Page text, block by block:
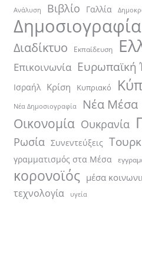
Ανάλυση Βιβλίο Γαλλία
Δημοσιογραφία
Διαδίκτυο Εκπαίδευση
Επικοινωνία Ευρωπαϊκή
Ισραήλ Κρίση Κυπριακό
Νέα Δημοσιογραφία Νέα Μέσα
Οικονομία Ουκρανία
Ρωσία Συνεντεύξεις
γραμματισμός στα Μέσα
κορονοϊός μέσα
τεχνολογία υγεία